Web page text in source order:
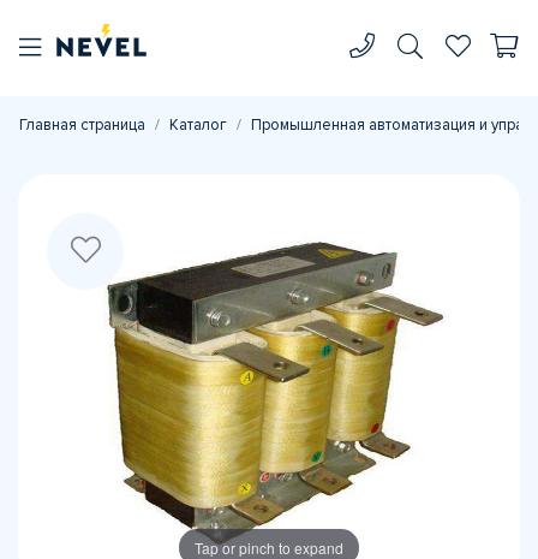
Главная страница Каталог Промышленная автоматизация и
Tap or pinch to expand